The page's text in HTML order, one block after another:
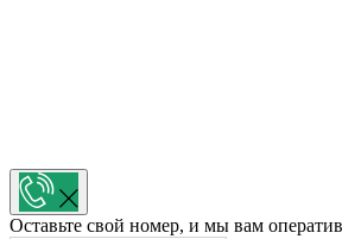
Оставьте свой номер, и мы вам